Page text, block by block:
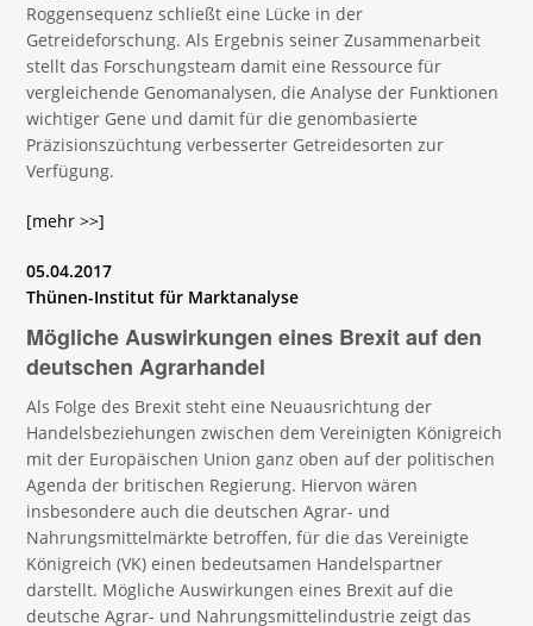
Roggensequenz schließt eine Lücke in der
Getreideforschung. Als Ergebnis seiner Zusammenarbeit
stellt das Forschungsteam damit eine Ressource für
vergleichende Genomanalysen, die Analyse der Funktionen
wichtiger Gene und damit für die genombasierte
Präzisionszüchtung verbesserter Getreidesorten zur
Verfügung.
[mehr >>]
05.04.2017
Thünen-Institut für Marktanalyse
Mögliche Auswirkungen eines Brexit auf den
deutschen Agrarhandel
Als Folge des Brexit steht eine Neuausrichtung der
Handelsbeziehungen zwischen dem Vereinigten Königreich
mit der Europäischen Union ganz oben auf der politischen
Agenda der britischen Regierung. Hiervon wären
insbesondere auch die deutschen Agrar- und
Nahrungsmittelmärkte betroffen, für die das Vereinigte
Königreich (VK) einen bedeutsamen Handelspartner
darstellt. Mögliche Auswirkungen eines Brexit auf die
deutsche Agrar- und Nahrungsmittelindustrie zeigt das